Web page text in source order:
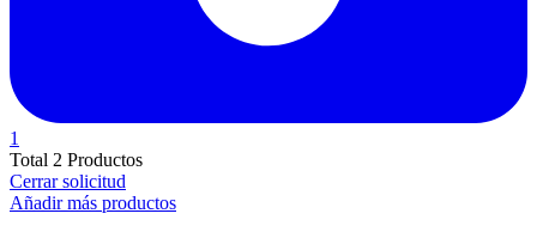
1
Total 2 Productos
Cerrar solicitud
Añadir más productos